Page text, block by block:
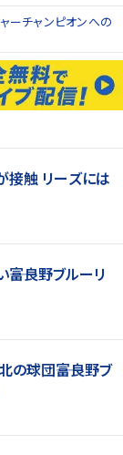
ャーチャンピオンへの
接触 リーズには
富良野ブルーリ
の球団――富良野ブ